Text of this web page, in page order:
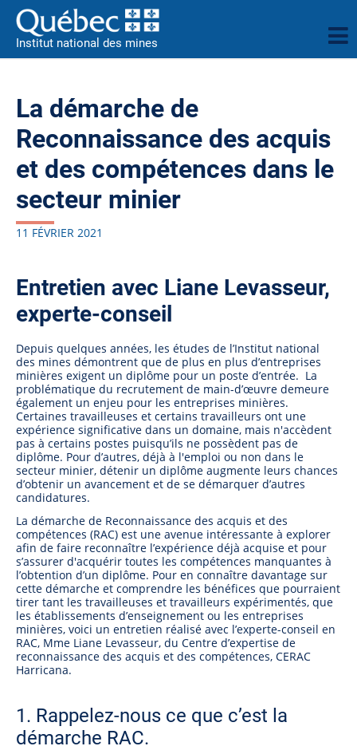
Institut national des mines
La démarche de
Reconnaissance des acquis
et des compétences dans le
secteur minier
11 FÉVRIER 2021
Entretien avec Liane Levasseur,
experte-conseil
Depuis quelques années, les études de l’Institut national
des mines démontrent que de plus en plus d’entreprises
minières exigent un diplôme pour un poste d’entrée. La
problématique du recrutement de main-d’œuvre demeure
également un enjeu pour les entreprises minières.
Certaines travailleuses et certains travailleurs ont une
expérience significative dans un domaine, mais n'accèdent
pas à certains postes puisqu’ils ne possèdent pas de
diplôme. Pour d’autres, déjà à l'emploi ou non dans le
secteur minier, détenir un diplôme augmente leurs chances
d’obtenir un avancement et de se démarquer d’autres
candidatures.
La démarche de Reconnaissance des acquis et des
compétences (RAC) est une avenue intéressante à explorer
afin de faire reconnaître l’expérience déjà acquise et pour
s’assurer d'acquérir toutes les compétences manquantes à
l’obtention d’un diplôme. Pour en connaître davantage sur
cette démarche et comprendre les bénéfices que pourraient
tirer tant les travailleuses et travailleurs expérimentés, que
les établissements d’enseignement ou les entreprises
minières, voici un entretien réalisé avec l’experte-conseil en
RAC, Mme Liane Levasseur, du Centre d’expertise de
reconnaissance des acquis et des compétences, CERAC
Harricana.
1. Rappelez-nous ce que c’est la
démarche RAC.